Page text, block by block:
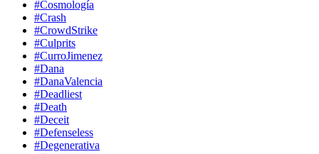
#Cosmología
#Crash
#CrowdStrike
#Culprits
#CurroJimenez
#Dana
#DanaValencia
#Deadliest
#Death
#Deceit
#Defenseless
#Degenerativa